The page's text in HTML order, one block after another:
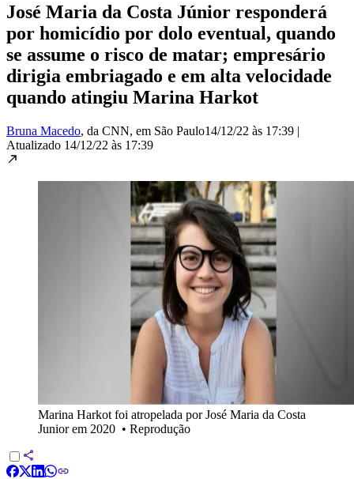
José Maria da Costa Júnior responderá
por homicídio por dolo eventual, quando
se assume o risco de matar; empresário
dirigia embriagado e em alta velocidade
quando atingiu Marina Harkot
Bruna Macedo, da CNN, em São Paulo14/12/22 às 17:39 |
Atualizado 14/12/22 às 17:39
Marina Harkot foi atropelada por José Maria da Costa
Junior em 2020 • Reprodução